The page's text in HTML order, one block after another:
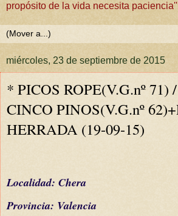
propósito de la vida necesita
miércoles, 23 de septiembre de 2015
* PICOS ROPE(V.G.nº 71)
CINCO PINOS(V.G.nº
HERRADA (19-09-15)
Localidad: Chera
Provincia: Valencia